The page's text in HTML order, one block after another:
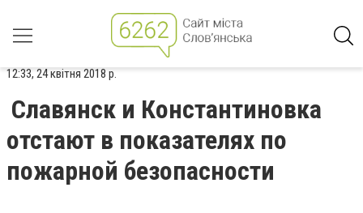
12:33, 24 квітня 2018 р.
Славянск и Константиновка
отстают в показателях по
пожарной безопасности